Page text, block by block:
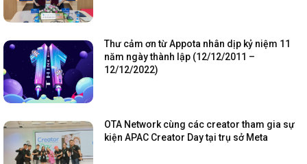
Thư cảm ơn từ Appota nhân dịp kỷ niệm 11
năm ngày thành lập (12/12/2011 –
12/12/2022)
OTA Network cùng các creator tham gia sự
kiện APAC Creator Day tại trụ sở Meta